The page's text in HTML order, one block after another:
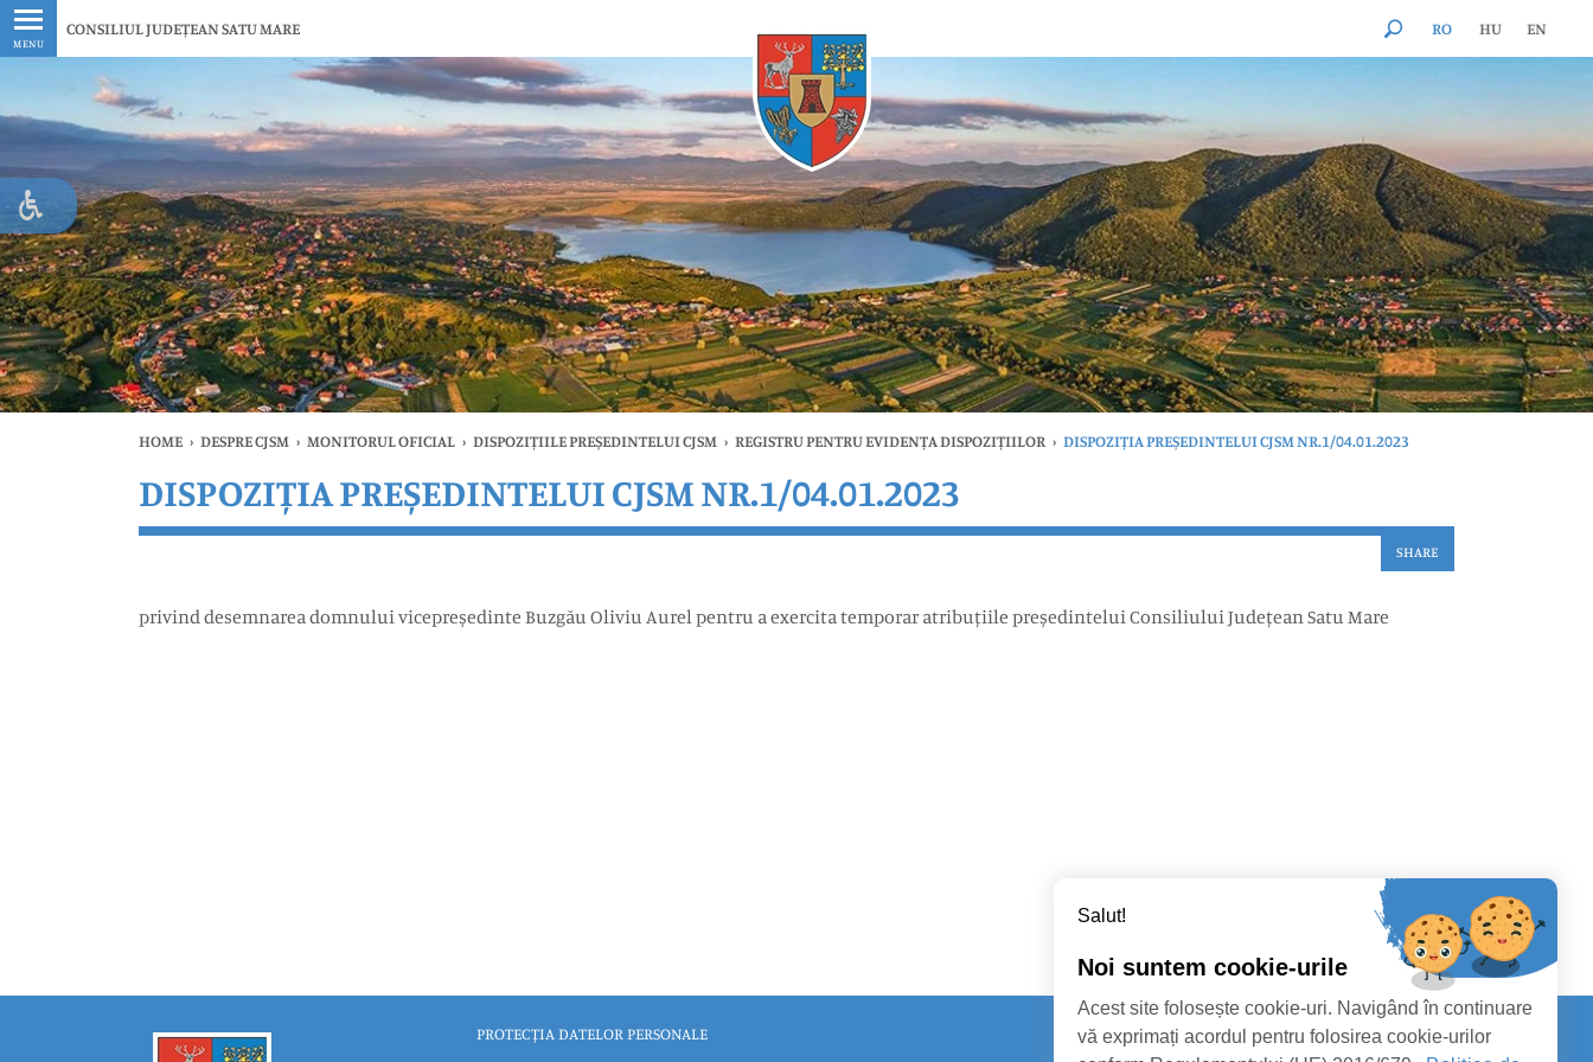
MENU
CONSILIUL JUDEȚEAN SATU MARE RO HU EN
HOME › DESPRE CJSM › MONITORUL OFICIAL › DISPOZIȚIILE PREȘEDINTELUI CJSM › REGISTRU PENTRU EVIDENȚA DISPOZIȚIILOR › DISPOZIȚIA PREȘEDINTELUI CJSM NR.1/04.01.2023
DISPOZIȚIA PREȘEDINTELUI CJSM NR.1/04.01.2023
SHARE
privind desemnarea domnului vicepreședinte Buzgău Oliviu Aurel pentru a exercita temporar atribuțiile președintelui Consiliului Județean Satu Mare
PROTECȚIA DATELOR PERSONALE
Salut!
Noi suntem cookie-urile
Acest site folosește cookie-uri. Navigând în continuare
vă exprimați acordul pentru folosirea cookie-urilor